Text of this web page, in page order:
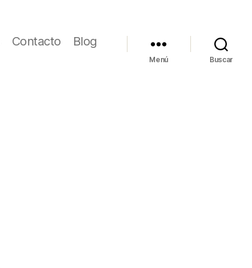
Contacto Blog
Menú Buscar